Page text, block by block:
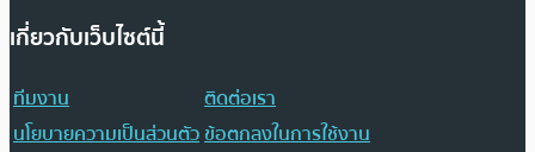
เกี่ยวกับเว็บไซต์นี้
ทีมงาน
ติดต่อเรา
นโยบายความเป็นส่วนตัวข้อตกลงในการใช้งาน